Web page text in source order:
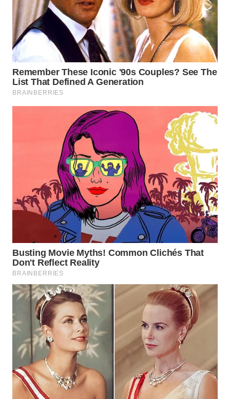
LAPAK
WAHANA
Wahana
Network
KONSUMEN
LISTRIK
MAWAKA
ID
PLN
WATCH
MKLI
LPKKI
LKKI
KOPEKLIN